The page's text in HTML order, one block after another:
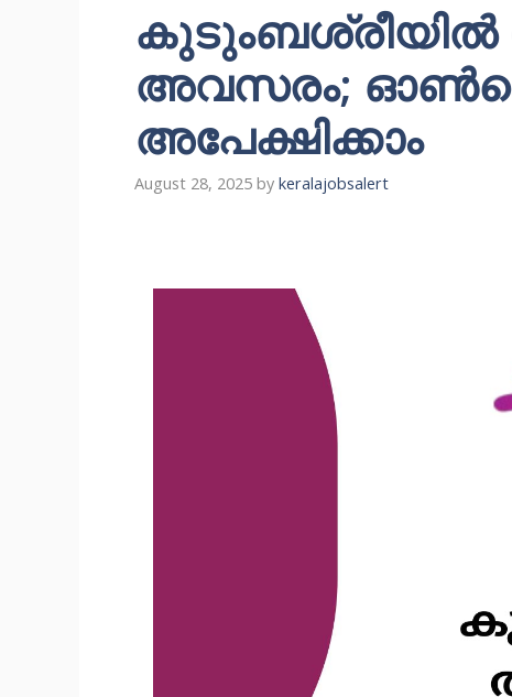
കുടുംബശ്രീയിൽ
അവസരം;
അപേക്ഷിക്കാം
August 28, 2025 by keralajobsalert